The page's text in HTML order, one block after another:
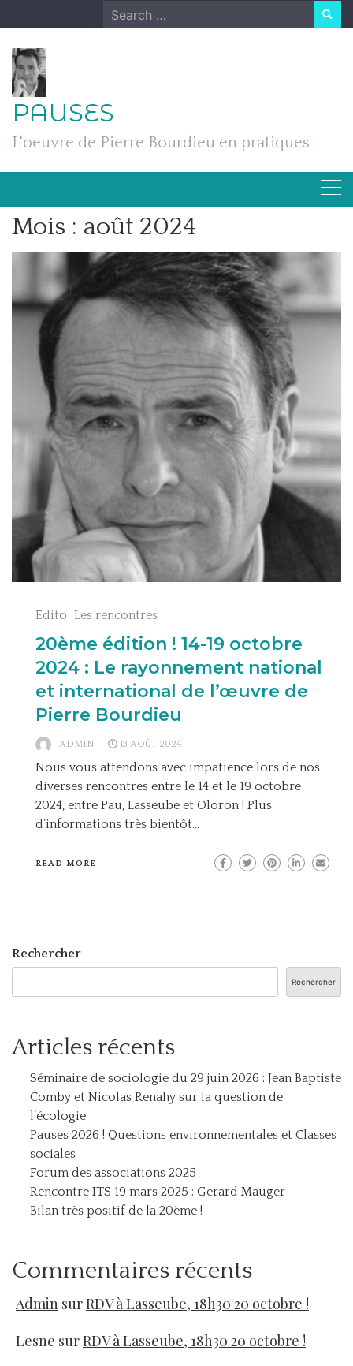
to
content
Search
for:
PAUSES
L'oeuvre de Pierre Bourdieu en pratiques
Mois : août 2024
Edito Les rencontres
20ème édition ! 14-19 octobre
2024 : Le rayonnement national
et international de l’œuvre de
Pierre Bourdieu
ADMIN 13 AOÛT 2024
Nous vous attendons avec impatience lors de nos
diverses rencontres entre le 14 et le 19 octobre
2024, entre Pau, Lasseube et Oloron ! Plus
d’informations très bientôt…
READ MORE
Rechercher
Rechercher
Articles récents
Séminaire de sociologie du 29 juin 2026 : Jean Baptiste
Comby et Nicolas Renahy sur la question de
l’écologie
Pauses 2026 ! Questions environnementales et Classes
sociales
Forum des associations 2025
Rencontre ITS 19 mars 2025 : Gerard Mauger
Bilan très positif de la 20ème !
Commentaires récents
Admin surRDV à Lasseube, 18h30 20 octobre !
Lesne surRDV à Lasseube, 18h30 20 octobre !